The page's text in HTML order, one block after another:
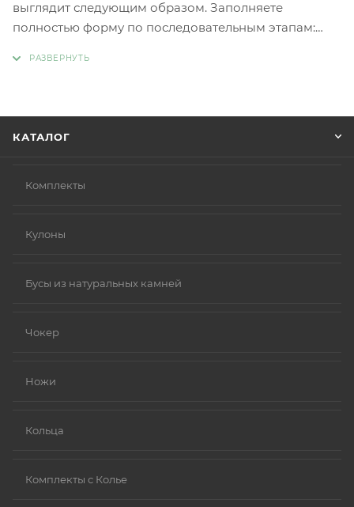
выглядит следующим образом. Заполняете
полностью форму по последовательным этапам:
КАТАЛОГ
Комплекты
Кулоны
Бусы из натуральных камней
Чокер
Ножи
Кольца
Комплекты с Колье